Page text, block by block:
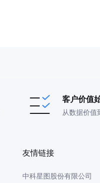
客户价值
从数据价值
友情链接
中科星图股份有限公司